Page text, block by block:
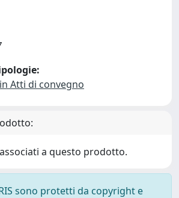
Atti di convegno
a questo prodotto.
sono protetti da copyright e